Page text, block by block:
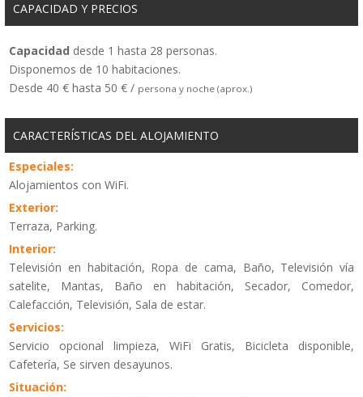
CAPACIDAD Y PRECIOS
Capacidad desde 1 hasta 28 personas.
Disponemos de 10 habitaciones.
Desde 40 € hasta 50 € / persona y noche (aprox.)
CARACTERÍSTICAS DEL ALOJAMIENTO
Especiales:
Alojamientos con WiFi.
Exterior:
Terraza, Parking.
Interior:
Televisión en habitación, Ropa de cama, Baño, Televisión vía
satelite, Mantas, Baño en habitación, Secador, Comedor,
Calefacción, Televisión, Sala de estar.
Servicios:
Servicio opcional limpieza, WiFi Gratis, Bicicleta disponible,
Cafetería, Se sirven desayunos.
Situación: